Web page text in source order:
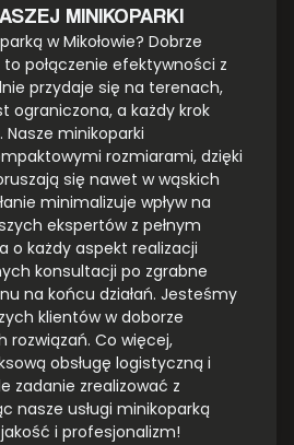
MINIKOPARKI
w Mikołowie? Dobrze
połączenie efektywności z
przydaje się na terenach,
ograniczona, a każdy krok
minikoparki
rozmiarami, dzięki
się nawet w wąskich
minimalizuje wpływ na
ekspertów z pełnym
o każdy aspekt realizacji
konsultacji po zgrabne
na końcu działań. Jesteśmy
klientów w doborze
rozwiązań. Co więcej,
obsługę logistyczną i
zadanie zrealizować z
nasze usługi minikoparką
i profesjonalizm!